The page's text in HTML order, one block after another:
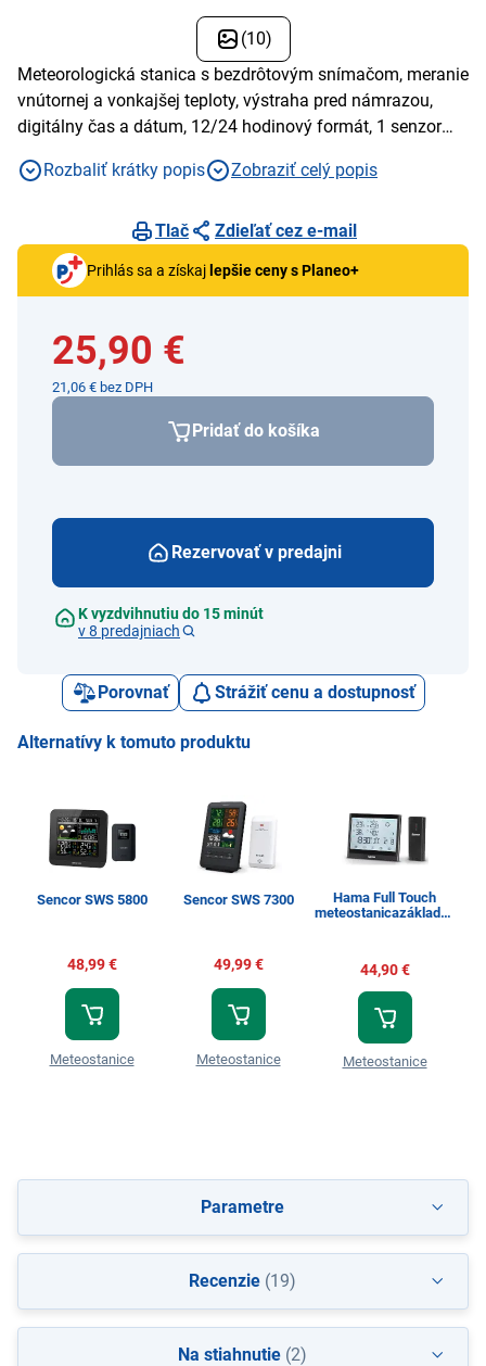
(10)
Meteorologická stanica s bezdrôtovým snímačom, meranie
vnútornej a vonkajšej teploty, výstraha pred námrazou,
digitálny čas a dátum, 12/24 hodinový formát, 1 senzor
Rozbaliť krátky popis
Zobraziť celý popis
Tlač Zdieľať cez e-mail
Prihlás sa a získaj lepšie ceny s Planeo+
25,90 €
21,06 € bez DPH
Pridať do košíka
Rezervovať v predajni
K vyzdvihnutiu do 15 minút
v 8 predajniach
Porovnať Strážiť cenu a dostupnosť
Alternatívy k tomuto produktu
Sencor SWS 5800
48,99 €
Meteostanice
Sencor SWS 7300
49,99 €
Meteostanice
Hama Full Touch
meteostanicazákladňa
44,90 €
Meteostanice
Parametre
Recenzie (19)
Na stiahnutie (2)